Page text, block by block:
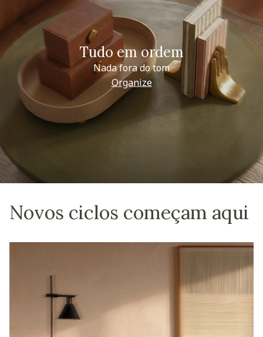
Tudo em ordem
Nada fora do tom
Organize
Novos ciclos começam aqui